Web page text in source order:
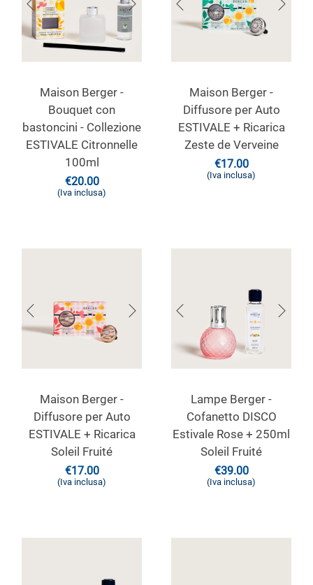
Maison Berger -
Bouquet con
bastoncini - Collezione
ESTIVALE Citronnelle
100ml
€20.00
(Iva inclusa)
Maison Berger -
Diffusore per Auto
ESTIVALE + Ricarica
Zeste de Verveine
€17.00
(Iva inclusa)
Maison Berger -
Diffusore per Auto
ESTIVALE + Ricarica
Soleil Fruité
€17.00
(Iva inclusa)
Lampe Berger -
Cofanetto DISCO
Estivale Rose + 250ml
Soleil Fruité
€39.00
(Iva inclusa)